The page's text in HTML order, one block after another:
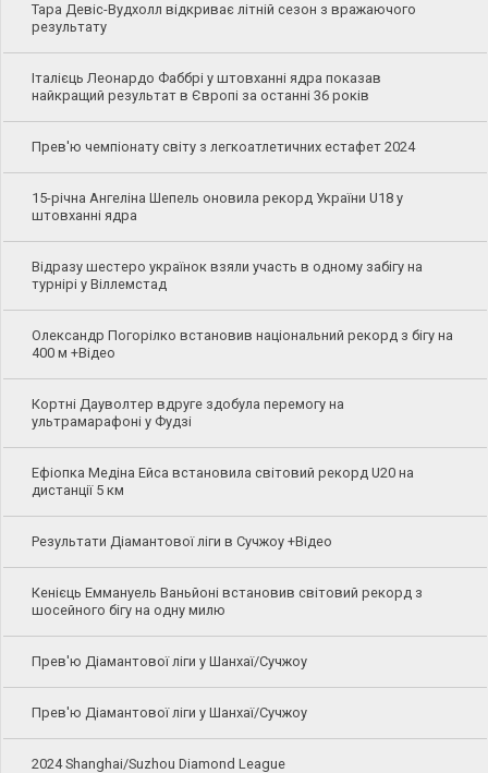
Тара Девіс-Вудхолл відкриває літній сезон з вражаючого
результату
Італієць Леонардо Фаббрі у штовханні ядра показав
найкращий результат в Європі за останні 36 років
Прев'ю чемпіонату світу з легкоатлетичних естафет 2024
15-річна Ангеліна Шепель оновила рекорд України U18 у
штовханні ядра
Відразу шестеро українок взяли участь в одному забігу на
турнірі у Віллемстад
Олександр Погорілко встановив національний рекорд з бігу на
400 м +Відео
Кортні Дауволтер вдруге здобула перемогу на
ультрамарафоні у Фудзі
Ефіопка Медіна Ейса встановила світовий рекорд U20 на
дистанції 5 км
Результати Діамантової ліги в Сучжоу +Відео
Кенієць Еммануель Ваньйоні встановив світовий рекорд з
шосейного бігу на одну милю
Прев'ю Діамантової ліги у Шанхаї/Сучжоу
Прев'ю Діамантової ліги у Шанхаї/Сучжоу
2024 Shanghai/Suzhou Diamond League